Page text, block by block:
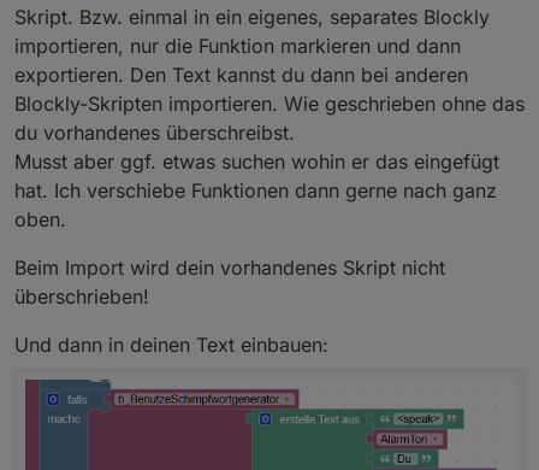
etwas aufpolieren und habe mir deshalb eine
JavaScript-Funktion für Blockly dafür gebaut:
Muss ich haben!
Im Export hast du ja nur den Block der JS-Funktion.
Wie bring ich die jetzt in 0_userdata.[selbst erstellter
String DP], um sie zB mit Alexa zu verarbeiten?
zB hier bei den speak.
Also zuerst 50; Schimpfwort, eigentlicher Text
Skript. Bzw. einmal in ein eigenes, separates Blockly
importieren, nur die Funktion markieren und dann
exportieren. Den Text kannst du dann bei anderen
Blockly-Skripten importieren. Wie geschrieben ohne das
du vorhandenes überschreibst.
Musst aber ggf. etwas suchen wohin er das eingefügt
hat. Ich verschiebe Funktionen dann gerne nach ganz
oben.
Beim Import wird dein vorhandenes Skript nicht
überschrieben!
Und dann in deinen Text einbauen: